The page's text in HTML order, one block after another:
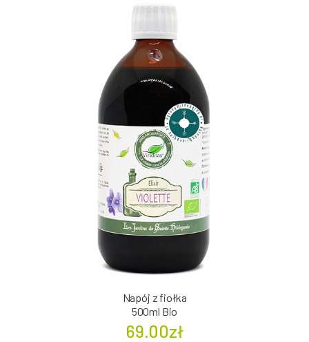
Napój z fiołka
500ml Bio
69.00zł